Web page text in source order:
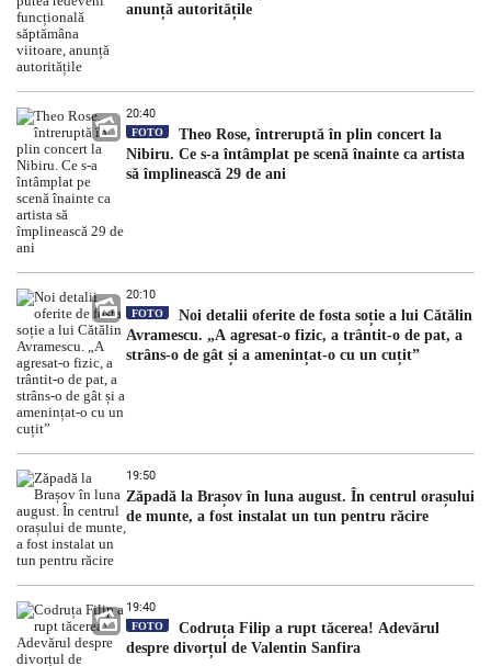
anunță autoritățile
20:40
FOTO
Theo Rose, întreruptă în plin concert la
Nibiru. Ce s-a întâmplat pe scenă înainte ca artista
să împlinească 29 de ani
20:10
FOTO
Noi detalii oferite de fosta soție a lui Cătălin
Avramescu. „A agresat-o fizic, a trântit-o de pat, a
strâns-o de gât și a amenințat-o cu un cuțit”
19:50
Zăpadă la Brașov în luna august. În centrul orașului
de munte, a fost instalat un tun pentru răcire
19:40
FOTO
Codruța Filip a rupt tăcerea! Adevărul
despre divorțul de Valentin Sanfira